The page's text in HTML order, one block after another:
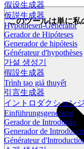
假设生成器
仮説生成器
Hypothesen-Generator
Gerador de Hipóteses
Generador de hipótesis
Générateur d'hypothèses
가설 생성기
假設生成器
Trình tạo giả thuyết
引言生成器
イントロダクション
Einführungsgenerator
Gerador de Introdução
Generador de
Générateur
このツールは単に私